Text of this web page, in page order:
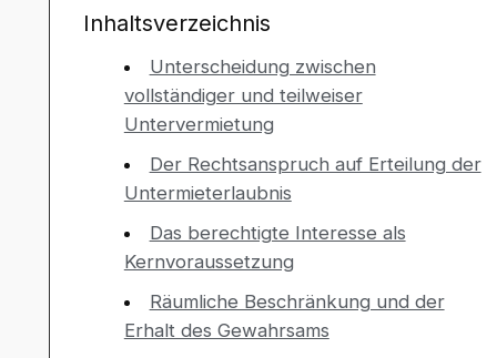
Inhaltsverzeichnis
Unterscheidung zwischen
vollständiger und teilweiser
Untervermietung
Der Rechtsanspruch auf Erteilung der
Untermieterlaubnis
Das berechtigte Interesse als
Kernvoraussetzung
Räumliche Beschränkung und der
Erhalt des Gewahrsams